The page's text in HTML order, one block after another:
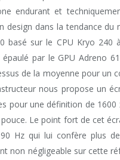
endurant et
dans la tendance du
basé sur le CPU Kryo
par le GPU Adreno
de la moyenne pour un
nous propose un
pour une définition de 1600
Le point fort de cet
Hz qui lui confère plus
non négligeable sur cette